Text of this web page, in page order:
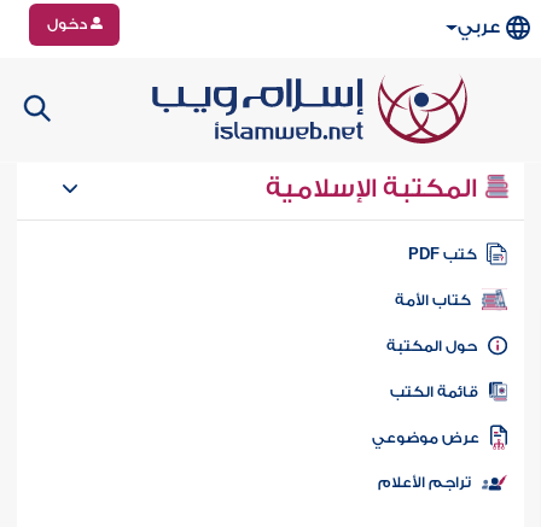
عربي دخول
المكتبة الإسلامية
كتب PDF
كتاب الأمة
المكتبة
الكتب
موضوعي